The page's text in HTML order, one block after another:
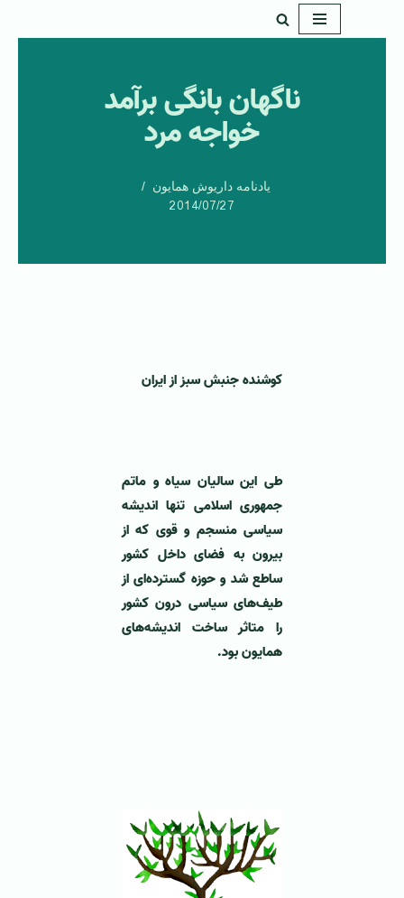
ناگهان بانگی برآمد
خواجه مرد
یادنامه داریوش همایون
2014/07/27
کوشنده جنبش سبز از ایران
طی این سالیان سیاه و ماتم
جمهوری اسلامی تنها اندیشه
سیاسی منسجم و قوی که از
بیرون به فضای داخل کشور
ساطع شد و حوزه گسترده‌ای از
طیف‌های سیاسی درون کشور
را متاثر ساخت اندیشه‌های
همایون بود.